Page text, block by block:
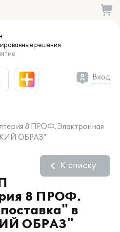
решения
Вход
8 ПРОФ. Электронная
ОБРАЗ"
8 ПРОФ.
в
ОБРАЗ"
К списку